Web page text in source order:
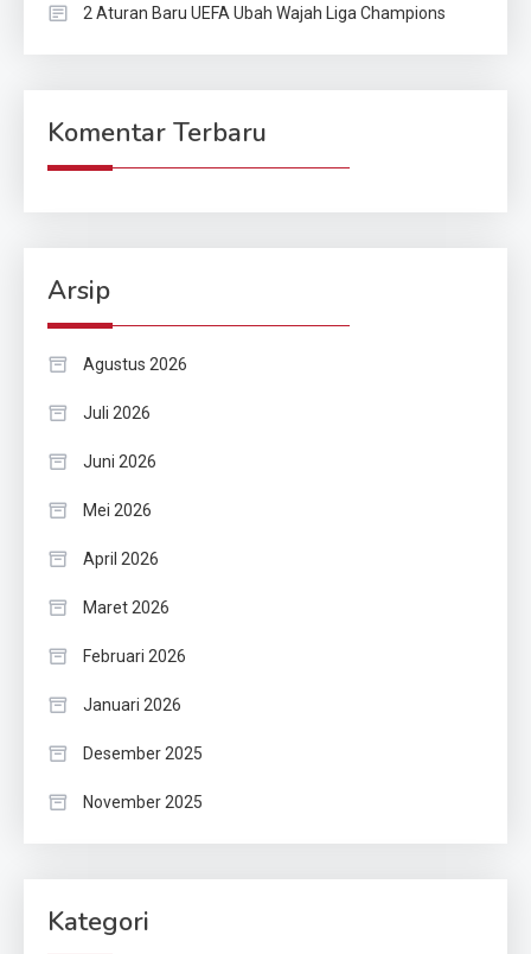
2 Aturan Baru UEFA Ubah Wajah Liga Champions
Komentar Terbaru
Arsip
Agustus 2026
Juli 2026
Juni 2026
Mei 2026
April 2026
Maret 2026
Februari 2026
Januari 2026
Desember 2025
November 2025
Kategori